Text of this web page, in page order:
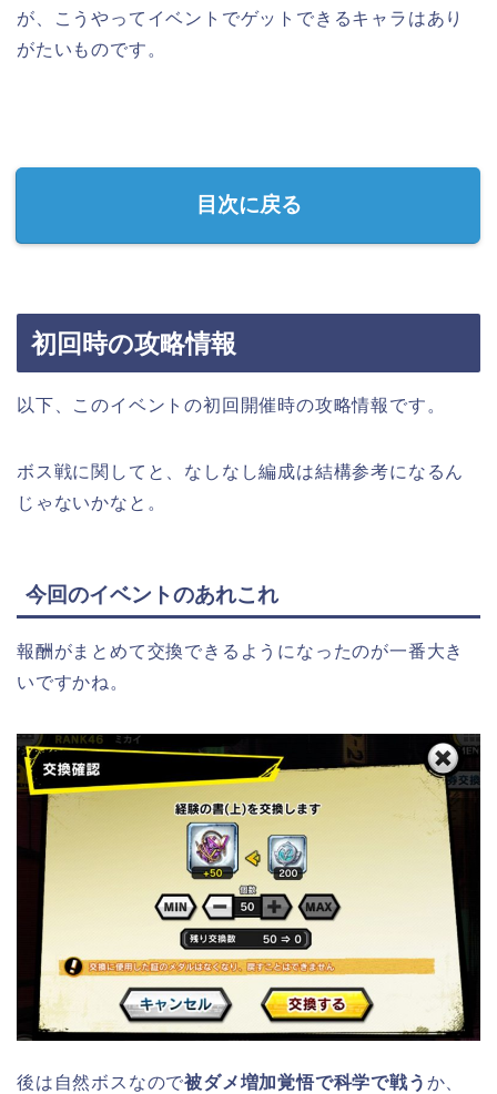
が、こうやってイベントでゲットできるキャラはあり
がたいものです。
目次に戻る
初回時の攻略情報
以下、このイベントの初回開催時の攻略情報です。
ボス戦に関してと、なしなし編成は結構参考になるん
じゃないかなと。
今回のイベントのあれこれ
報酬がまとめて交換できるようになったのが一番大き
いですかね。
後は自然ボスなので被ダメ増加覚悟で科学で戦う か、